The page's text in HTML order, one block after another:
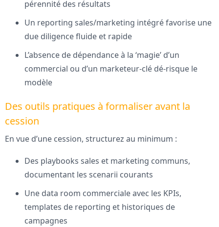
pérennité des résultats
Un reporting sales/marketing intégré favorise une
due diligence fluide et rapide
L’absence de dépendance à la ‘magie’ d’un
commercial ou d’un marketeur-clé dé-risque le
modèle
Des outils pratiques à formaliser avant la
cession
En vue d’une cession, structurez au minimum :
Des playbooks sales et marketing communs,
documentant les scenarii courants
Une data room commerciale avec les KPIs,
templates de reporting et historiques de
campagnes